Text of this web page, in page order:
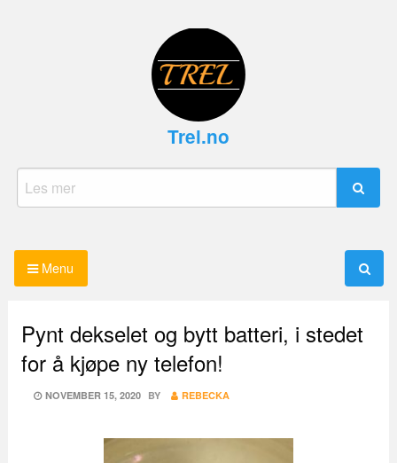
Trel.no
Menu
Pynt dekselet og bytt batteri, i stedet
for å kjøpe ny telefon!
POSTED
NOVEMBER 15, 2020 BY REBECKA